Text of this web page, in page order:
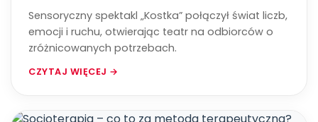
Sensoryczny spektakl „Kostka” połączył świat liczb,
emocji i ruchu, otwierając teatr na odbiorców o
zróżnicowanych potrzebach.
CZYTAJ WIĘCEJ →